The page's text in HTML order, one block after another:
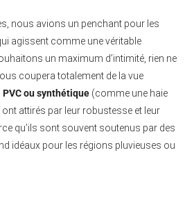
nous avions un penchant pour les
agissent comme une véritable
un maximum d’intimité, rien ne
coupera totalement de la vue
PVC ou synthétique (comme une haie
attirés par leur robustesse et leur
qu’ils sont souvent soutenus par des
idéaux pour les régions pluvieuses ou